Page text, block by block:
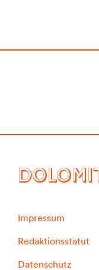
Impressum
Redaktionsstatut
Datenschutz